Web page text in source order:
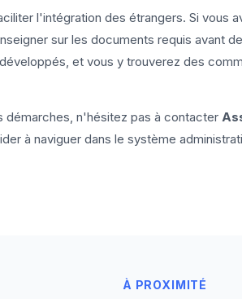
l'intégration des étrangers. Si vous
sur les documents requis avant
et vous y trouverez des
démarches, n'hésitez pas à contacter
à naviguer dans le système
À PROXIMITÉ